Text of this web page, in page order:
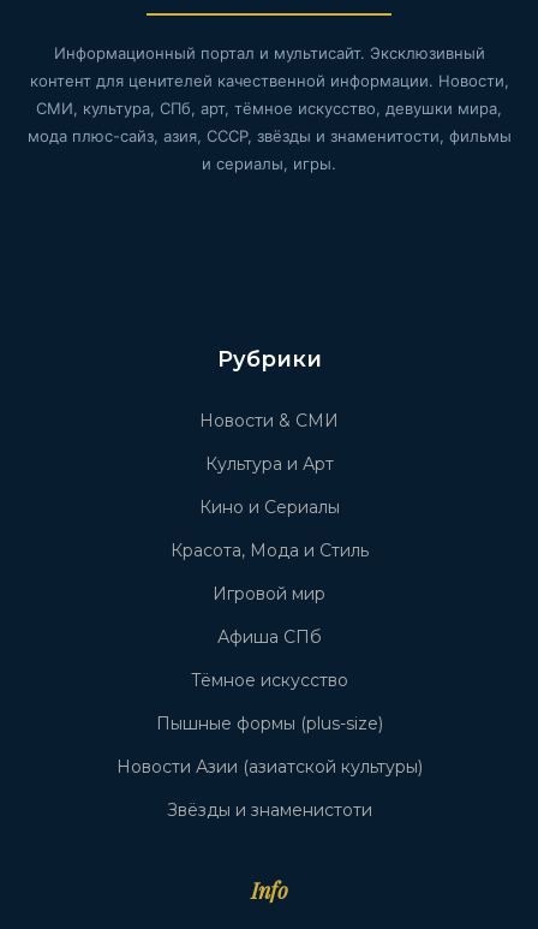
Информационный портал и мультисайт. Эксклюзивный
контент для ценителей качественной информации. Новости,
СМИ, культура, СПб, арт, тёмное искусство, девушки мира,
мода плюс-сайз, азия, СССР, звёзды и знаменитости, фильмы
и сериалы, игры.
Рубрики
Новости & СМИ
Культура и Арт
Кино и Сериалы
Красота, Мода и Стиль
Игровой мир
Афиша СПб
Тёмное искусство
Пышные формы (plus-size)
Новости Азии (азиатской культуры)
Звёзды и знаменистоти
Info